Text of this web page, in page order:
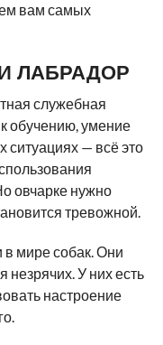
вам самых
ЛАБРАДОР
служебная
обучению, умение
ситуациях — всё это
овчарке нужно
тревожной.
мире собак. Они
незрячих. У них есть
настроение